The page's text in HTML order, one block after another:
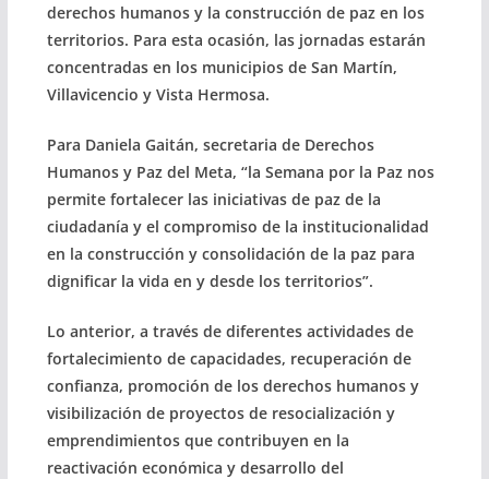
derechos humanos y la construcción de paz en los
territorios. Para esta ocasión, las jornadas estarán
concentradas en los municipios de San Martín,
Villavicencio y Vista Hermosa.
Para Daniela Gaitán, secretaria de Derechos
Humanos y Paz del Meta, “la Semana por la Paz nos
permite fortalecer las iniciativas de paz de la
ciudadanía y el compromiso de la institucionalidad
en la construcción y consolidación de la paz para
dignificar la vida en y desde los territorios”.
Lo anterior, a través de diferentes actividades de
fortalecimiento de capacidades, recuperación de
confianza, promoción de los derechos humanos y
visibilización de proyectos de resocialización y
emprendimientos que contribuyen en la
reactivación económica y desarrollo del